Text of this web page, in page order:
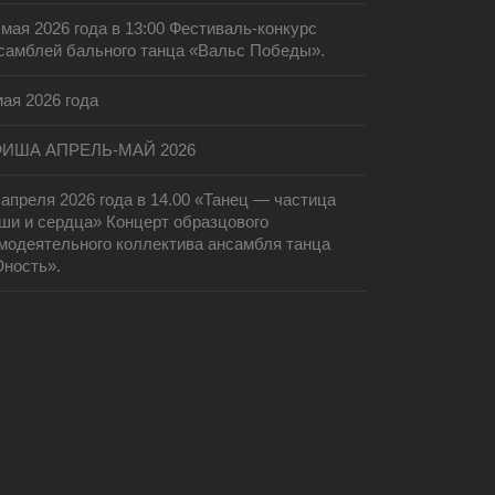
2026 года в 13:00 Фестиваль-конкурс
бального танца «Вальс Победы».
2026 года
АПРЕЛЬ-МАЙ 2026
2026 года в 14.00 «Танец — частица
и сердца» Концерт образцового
коллектива ансамбля танца